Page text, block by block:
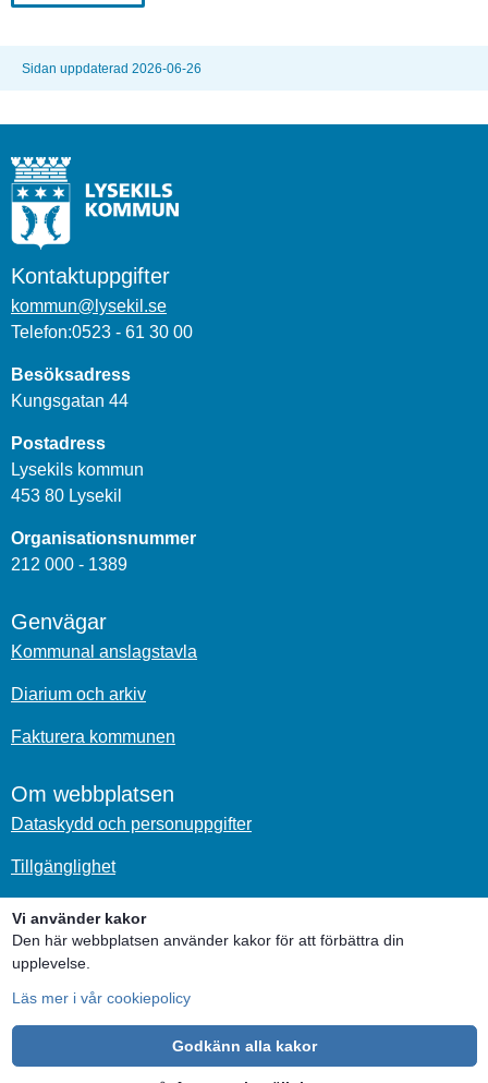
Vi använder kakor
Den här webbplatsen använder kakor för att förbättra din
upplevelse.
Läs mer i vår cookiepolicy
Godkänn alla kakor
Sidan uppdaterad 2026-06-26
Kontaktuppgifter
kommun@lysekil.se
Telefon:0523 - 61 30 00
Besöksadress
Kungsgatan 44
Postadress
Lysekils kommun
453 80 Lysekil
Organisationsnummer
212 000 - 1389
Genvägar
Kommunal anslagstavla
Diarium och arkiv
Fakturera kommunen
Om webbplatsen
Dataskydd och personuppgifter
Tillgänglighet
Om kakor
Sociala medier